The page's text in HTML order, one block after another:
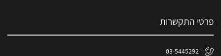
פרטי התקשרות
03-5445292